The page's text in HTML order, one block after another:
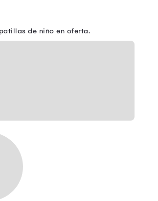
de niño en oferta.